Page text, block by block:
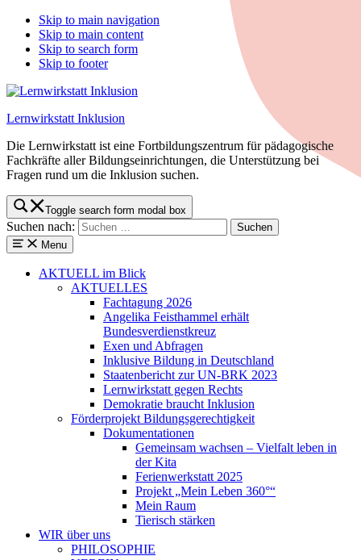
Skip to main navigation
Skip to main content
Skip to search form
Skip to footer
Lernwirkstatt Inklusion
Die Lernwirkstatt ist eine Fortbildungszentrum für pädagogische
Fachkräfte aller Bildungseinrichtungen, die Unterstützung bei
Fragen rund um die Inklusion suchen.
Toggle search form modal box
Suchen nach:
Menu
AKTUELL im Blick
AKTUELLES
Fachtagung 2026
Angelika Feisthammel erhält
Bundesverdienstkreuz
Exen und Abfragen
Inklusive Bildung in Deutschland
Staatenbericht zur UN-BRK 2023
Lernwirkstatt gegen Rechts
Demokratie braucht Inklusion
Förderprojekt Bildungsgerechtigkeit
Dokumentationen
Gemeinsam wachsen – Vielfalt leben in
der Kita
Ferienwerkstatt 2025
Projekt „Mein Leben 360°“
Mein Raum
Tierisch stärken
WIR über uns
PHILOSOPHIE